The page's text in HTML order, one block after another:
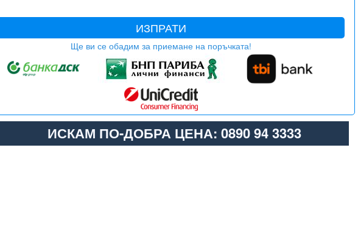
ИЗПРАТИ
Ще ви се обадим за приемане на поръчката!
ИСКАМ ПО-ДОБРА ЦЕНА: 0890 94 3333